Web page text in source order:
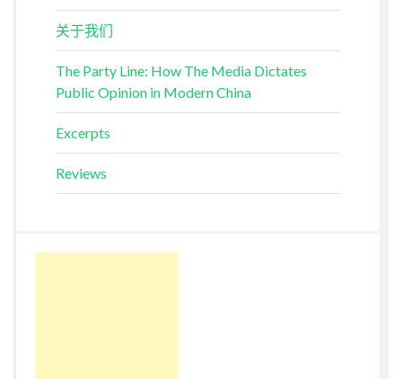
关于我们
The Party Line: How The Media Dictates
Public Opinion in Modern China
Excerpts
Reviews